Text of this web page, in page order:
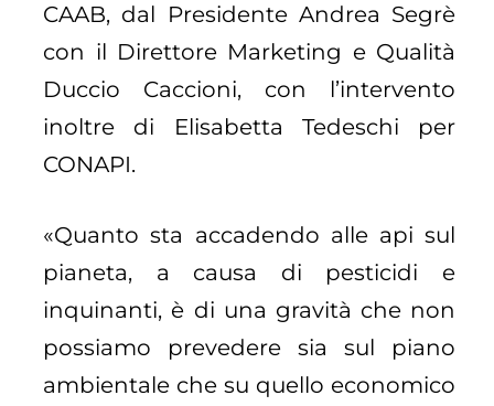
CAAB, dal Presidente Andrea Segrè
con il Direttore Marketing e Qualità
Duccio Caccioni, con l’intervento
inoltre di Elisabetta Tedeschi per
CONAPI.
«Quanto sta accadendo alle api sul
pianeta, a causa di pesticidi e
inquinanti, è di una gravità che non
possiamo prevedere sia sul piano
ambientale che su quello economico